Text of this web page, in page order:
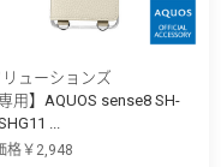
ューションズ
専用】AQUOS sense8 SH-
...
格￥2,948